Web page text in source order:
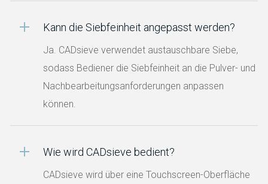
Kann die Siebfeinheit angepasst werden?
Ja. CADsieve verwendet austauschbare Siebe,
sodass Bediener die Siebfeinheit an die Pulver- und
Nachbearbeitungsanforderungen anpassen
können.
Wie wird CADsieve bedient?
CADsieve wird über eine Touchscreen-Oberfläche